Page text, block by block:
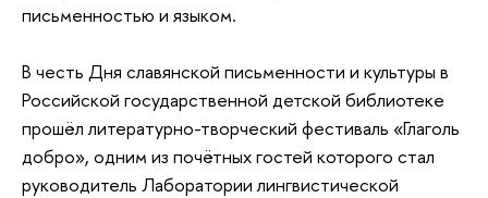
письменностью и языком.
В честь Дня славянской письменности и культуры в
Российской государственной детской библиотеке
прошёл литературно-творческий фестиваль «Глаголь
добро», одним из почётных гостей которого стал
руководитель Лаборатории лингвистической